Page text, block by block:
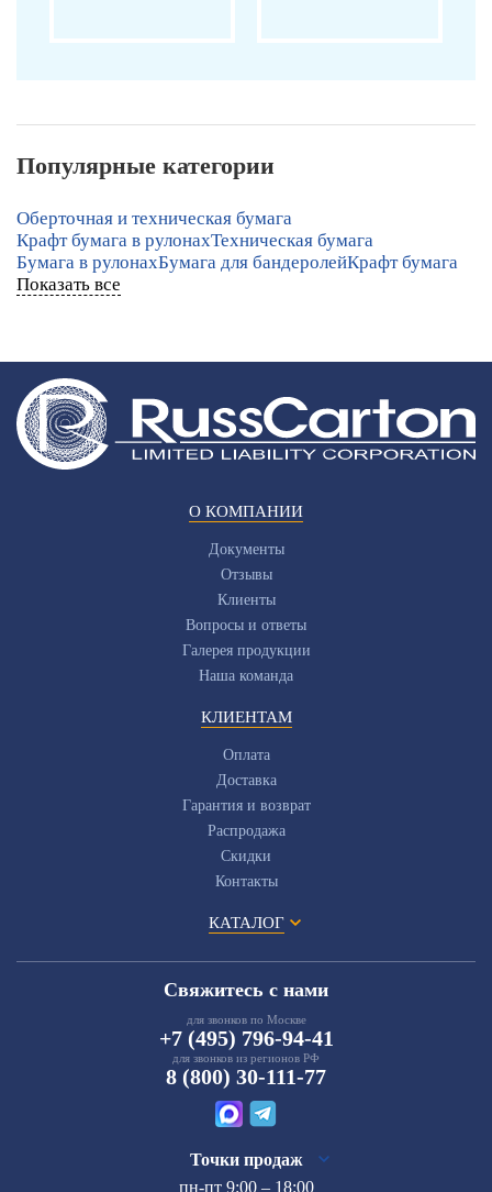
Популярные категории
Оберточная и техническая бумага
Крафт бумага в рулонахТехническая бумага
Бумага в рулонахБумага для бандеролейКрафт бумага
Показать все
О КОМПАНИИ
Документы
Отзывы
Клиенты
Вопросы и ответы
Галерея продукции
Наша команда
КЛИЕНТАМ
Оплата
Доставка
Гарантия и возврат
Распродажа
Скидки
Контакты
КАТАЛОГ
Свяжитесь с нами
для звонков по Москве
+7 (495) 796-94-41
для звонков из регионов РФ
8 (800) 30-111-77
Точки продаж
пн-пт 9:00 – 18:00